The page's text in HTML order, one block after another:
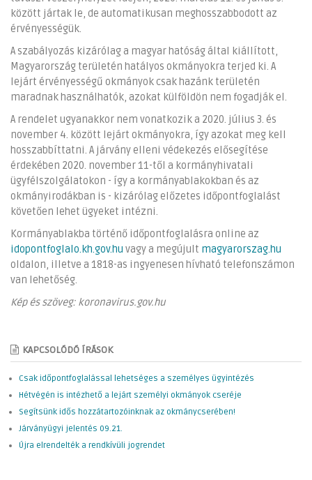
között jártak le, de automatikusan meghosszabbodott az
érvényességük.
A szabályozás kizárólag a magyar hatóság által kiállított,
Magyarország területén hatályos okmányokra terjed ki. A
lejárt érvényességű okmányok csak hazánk területén
maradnak használhatók, azokat külföldön nem fogadják el.
A rendelet ugyanakkor nem vonatkozik a 2020. július 3. és
november 4. között lejárt okmányokra, így azokat meg kell
hosszabbíttatni. A járvány elleni védekezés elősegítése
érdekében 2020. november 11-től a kormányhivatali
ügyfélszolgálatokon - így a kormányablakokban és az
okmányirodákban is - kizárólag előzetes időpontfoglalást
követően lehet ügyeket intézni.
Kormányablakba történő időpontfoglalásra online az
idopontfoglalo.kh.gov.hu vagy a megújult magyarorszag.hu
oldalon, illetve a 1818-as ingyenesen hívható telefonszámon
van lehetőség.
Kép és szöveg: koronavirus.gov.hu
KAPCSOLÓDÓ ÍRÁSOK
Csak időpontfoglalással lehetséges a személyes ügyintézés
Hétvégén is intézhető a lejárt személyi okmányok cseréje
Segítsünk idős hozzátartozóinknak az okmánycserében!
Járványügyi jelentés 09.21.
Újra elrendelték a rendkívüli jogrendet